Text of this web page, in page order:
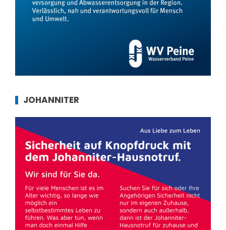
JOHANNITER